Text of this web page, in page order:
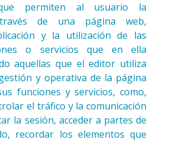
permiten al usuario la
de una página web,
y la utilización de las
o servicios que en ella
aquellas que el editor utiliza
y operativa de la página
funciones y servicios, como,
el tráfico y la comunicación
la sesión, acceder a partes de
recordar los elementos que